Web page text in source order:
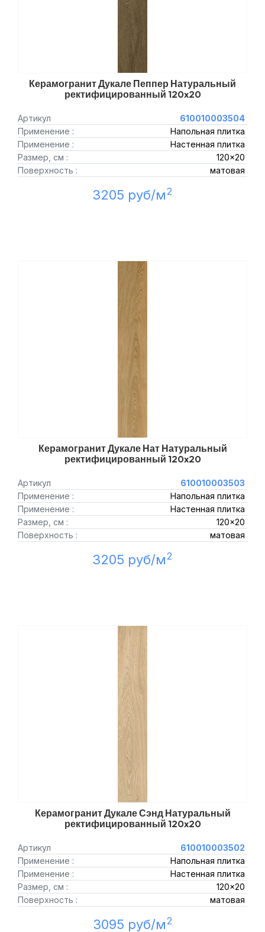
Керамогранит Дукале Пеппер Натуральный
ректифицированный 120x20
Артикул
610010003504
Применение :
Напольная плитка
Применение :
Настенная плитка
Размер, см :
120x20
Поверхность :
матовая
3205 руб/м2
Керамогранит Дукале Нат Натуральный
ректифицированный 120x20
Артикул
610010003503
Применение :
Напольная плитка
Применение :
Настенная плитка
Размер, см :
120x20
Поверхность :
матовая
3205 руб/м2
Керамогранит Дукале Сэнд Натуральный
ректифицированный 120x20
Артикул
610010003502
Применение :
Напольная плитка
Применение :
Настенная плитка
Размер, см :
120x20
Поверхность :
матовая
3095 руб/м2